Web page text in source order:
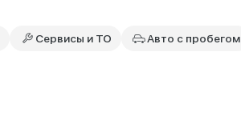
Сервисы и ТО Авто с пробегом